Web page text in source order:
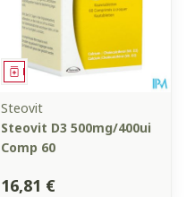
Médicament
Steovit
Steovit D3 500mg/400ui
Comp 60
16,81 €